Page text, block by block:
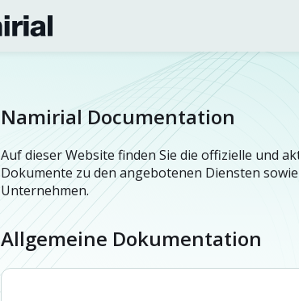
Namirial Documentation
Auf dieser Website finden Sie die offizielle und
Dokumente zu den angebotenen Diensten
Unternehmen.
Allgemeine Dokumentation